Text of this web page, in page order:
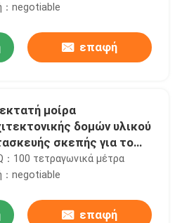
：negotiable
επαφή
μοίρα
δομών υλικού
σκεπής για το
στάθμευσης
：100 τετραγωνικά μέτρα
：negotiable
επαφή